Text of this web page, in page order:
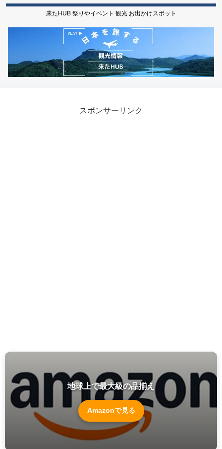
来たHUB 祭りやイベント 観光 お出かけスポット
スポンサーリンク
地球上で最大級の品揃え
Amazonで見る